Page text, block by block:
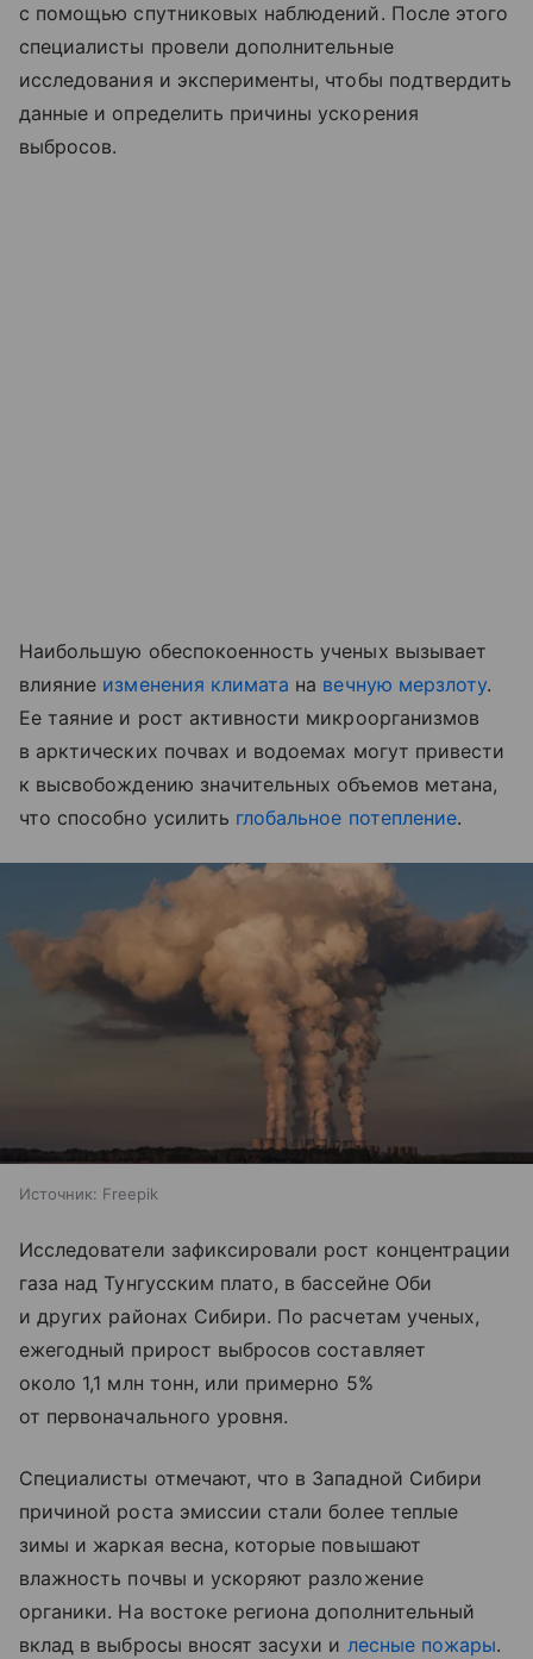
с помощью спутниковых наблюдений. После этого
специалисты провели дополнительные
исследования и эксперименты, чтобы подтвердить
данные и определить причины ускорения
выбросов.
Наибольшую обеспокоенность ученых вызывает
влияние изменения климата на вечную мерзлоту.
Ее таяние и рост активности микроорганизмов
в арктических почвах и водоемах могут привести
к высвобождению значительных объемов метана,
что способно усилить глобальное потепление.
Источник: Freepik
Исследователи зафиксировали рост концентрации
газа над Тунгусским плато, в бассейне Оби
и других районах Сибири. По расчетам ученых,
ежегодный прирост выбросов составляет
около 1,1 млн тонн, или примерно 5%
от первоначального уровня.
Специалисты отмечают, что в Западной Сибири
причиной роста эмиссии стали более теплые
зимы и жаркая весна, которые повышают
влажность почвы и ускоряют разложение
органики. На востоке региона дополнительный
вклад в выбросы вносят засухи и лесные пожары.